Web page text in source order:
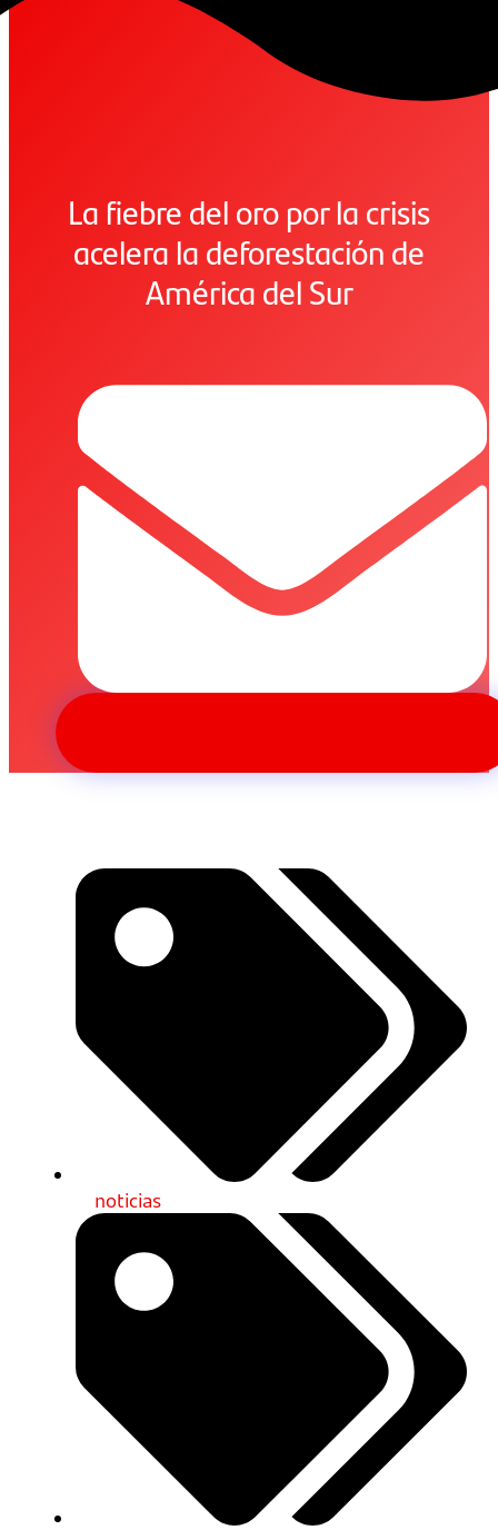
La fiebre del oro por la crisis
acelera la deforestación de
América del Sur
noticias